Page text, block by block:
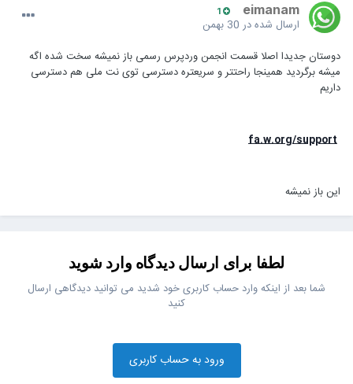
eimanam
1
ارسال شده در 30 بهمن
دوستان جدیدا اصلا قسمت انجمن وردپرس رسمی باز نمیشه سخت شده اگه
میشه برگردید همینجا راحتتر و سریعتره دسترسی توی نت ملی هم دسترسی
داریم
fa.w.org/support
این باز نمیشه
لطفا برای ارسال دیدگاه وارد شوید
شما بعد از اینکه وارد حساب کاربری خود شدید می توانید دیدگاهی ارسال
کنید
ورود به حساب کاربری